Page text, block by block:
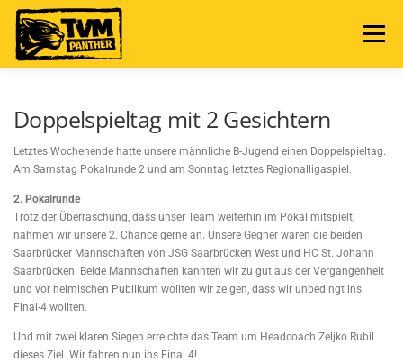
Zum
Inhalt
springen
Menü
MANNSCHAFTEN SPIELBERICHTE FAN SHOP
Doppelspieltag mit 2 Gesichtern
Letztes Wochenende hatte unsere männliche B-Jugend einen Doppelspieltag.
Am Samstag Pokalrunde 2 und am Sonntag letztes Regionalligaspiel.
2. Pokalrunde
Trotz der Überraschung, dass unser Team weiterhin im Pokal mitspielt,
nahmen wir unsere 2. Chance gerne an. Unsere Gegner waren die beiden
Saarbrücker Mannschaften von JSG Saarbrücken West und HC St. Johann
Saarbrücken. Beide Mannschaften kannten wir zu gut aus der Vergangenheit
und vor heimischen Publikum wollten wir zeigen, dass wir unbedingt ins
Final-4 wollten.
Und mit zwei klaren Siegen erreichte das Team um Headcoach Zeljko Rubil
dieses Ziel. Wir fahren nun ins Final 4!